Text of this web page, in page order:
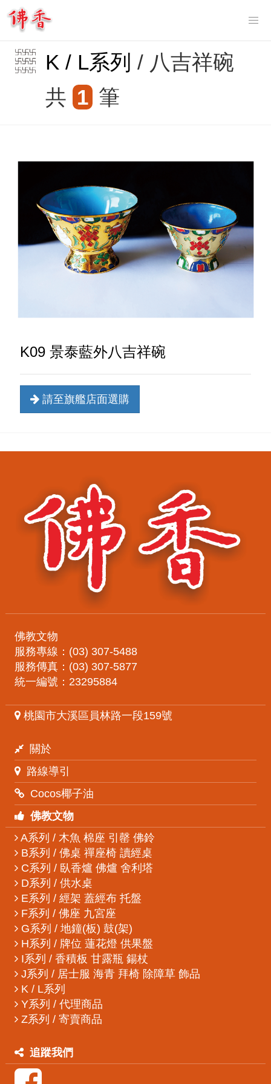
K / L系列 / 八吉祥碗
共 1 筆
K09 景泰藍外八吉祥碗
請至旗艦店面選購
佛教文物
服務專線：(03) 307-5488
服務傳真：(03) 307-5877
統一編號：23295884
桃園市大溪區員林路一段159號
關於
路線導引
Cocos椰子油
佛教文物
A系列 / 木魚 棉座 引罄 佛鈴
B系列 / 佛桌 禪座椅 讀經桌
C系列 / 臥香爐 佛爐 舍利塔
D系列 / 供水桌
E系列 / 經架 蓋經布 托盤
F系列 / 佛座 九宮座
G系列 / 地鐘(板) 鼓(架)
H系列 / 牌位 蓮花燈 供果盤
I系列 / 香積板 甘露瓶 鍚杖
J系列 / 居士服 海青 拜椅 除障草 飾品
K / L系列
Y系列 / 代理商品
Z系列 / 寄賣商品
追蹤我們